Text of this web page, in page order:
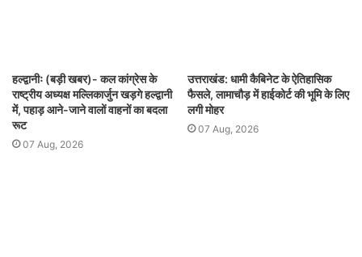
हल्द्वानीः (बड़ी खबर)- कल कांग्रेस के
राष्ट्रीय अध्यक्ष मल्लिकार्जुन खड़गे हल्द्वानी
में, पहाड़ आने-जाने वालों वाहनों का बदला
रूट
07 Aug, 2026
उत्तराखंड: धामी कैबिनेट के ऐतिहासिक
फैसले, लामाचौड़ में हाईकोर्ट की भूमि के लिए
लगी मोहर
07 Aug, 2026